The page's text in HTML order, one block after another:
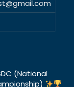
(National